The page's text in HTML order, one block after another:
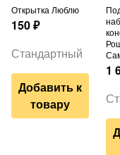
Открытка Люблю
150₽
Стандартный
Добавить к
товару
Подарочный
1